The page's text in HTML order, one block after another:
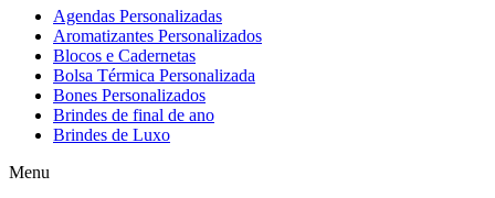
Agendas Personalizadas
Aromatizantes Personalizados
Blocos e Cadernetas
Bolsa Térmica Personalizada
Bones Personalizados
Brindes de final de ano
Brindes de Luxo
Menu